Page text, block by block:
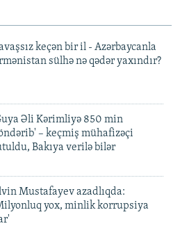
keçən bir il - Azərbaycanla
sülhə nə qədər yaxındır?
Əli Kərimliyə 850 min
– keçmiş mühafizəçi
Bakıya verilə bilər
Mustafayev azadlıqda:
yox, minlik korrupsiya